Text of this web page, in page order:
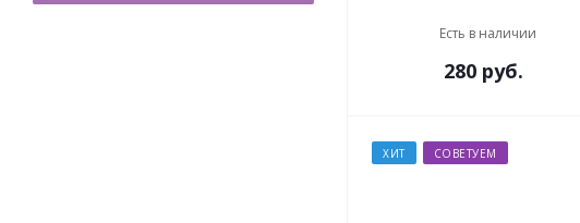
Есть в наличии
280 руб.
ХИТ СОВЕТУЕМ